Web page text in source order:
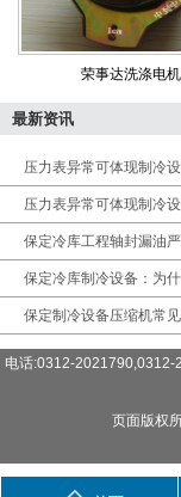
荣事达洗涤电
最新资讯
压力表异常可体现制冷
压力表异常可体现制冷
保定冷库工程轴封漏油
保定冷库制冷设备：为
保定制冷设备压缩机常
电话:0312-
页面版权